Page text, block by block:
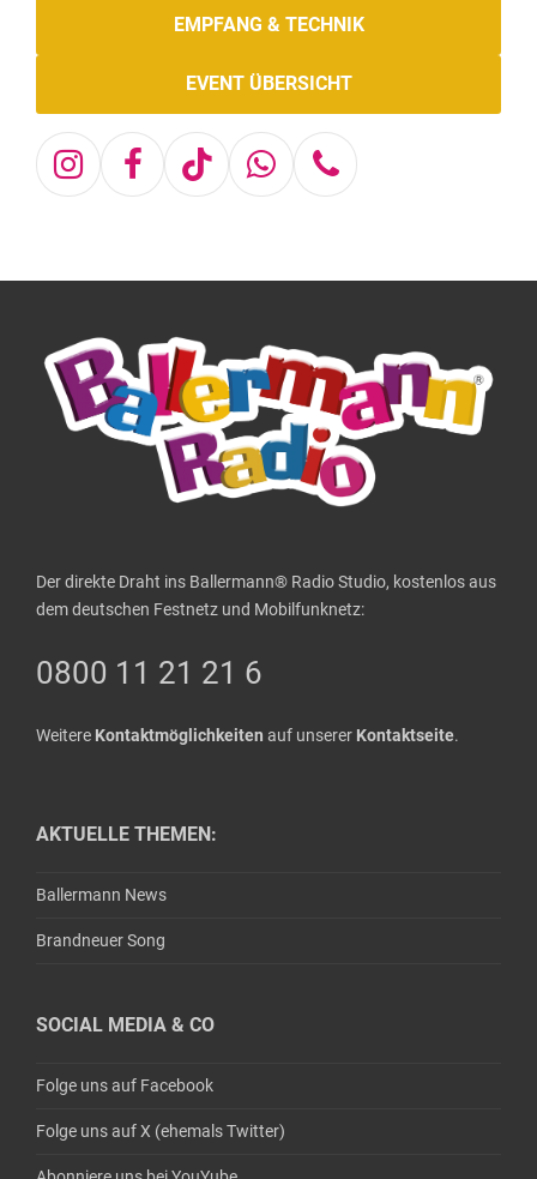
EMPFANG & TECHNIK
EVENT ÜBERSICHT
Instagram
Facebook
TiktokWhatsapp
Telefon
Der direkte Draht ins Ballermann® Radio Studio, kostenlos aus
dem deutschen Festnetz und Mobilfunknetz:
0800 11 21 21 6
Weitere Kontaktmöglichkeiten auf unserer Kontaktseite.
AKTUELLE THEMEN:
Ballermann News
Brandneuer Song
SOCIAL MEDIA & CO
Folge uns auf Facebook
Folge uns auf X (ehemals Twitter)